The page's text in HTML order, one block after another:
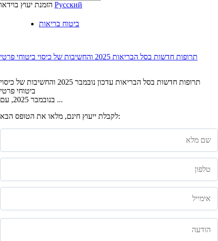
הזמנת יעוץ בוידאו Русский
ביטוח בריאות
תרופות חדשות בסל הבריאות 2025 והחשיבות של כיסוי ביטוחי פרטי
תרופות חדשות בסל הבריאות עדכון נובמבר 2025 והחשיבות של כיסוי
ביטוחי פרטי
בנובמבר 2025, עם ...
לקבלת ייעוץ חינם, מלאו את הטופס הבא: